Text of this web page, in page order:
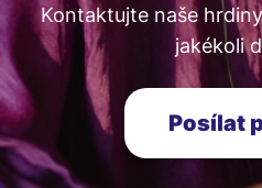
Kontaktujte naše
jakékoli
Posílat